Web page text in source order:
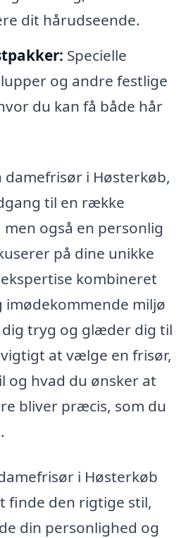
dit hårudseende.
Specielle
og andre festlige
du kan få både hår
i Høsterkøb,
til en række
også en personlig
på dine unikke
kombineret
imødekommende miljø
tryg og glæder dig til
at vælge en frisør,
og hvad du ønsker at
bliver præcis, som du
i Høsterkøb
finde den rigtige stil,
din personlighed og